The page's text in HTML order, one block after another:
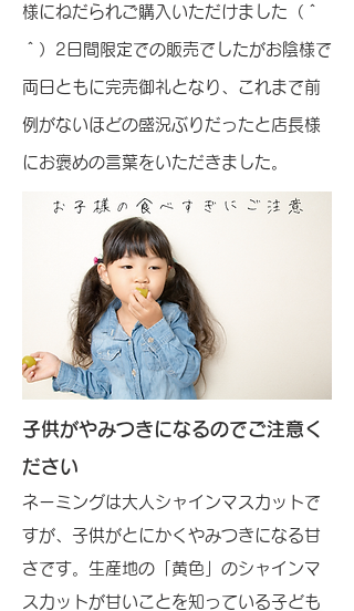
様にねだられご購入いただけました（＾
＾）2日間限定での販売でしたがお陰様で
両日ともに完売御礼となり、これまで前
例がないほどの盛況ぶりだったと店長様
にお褒めの言葉をいただきました。
子供がやみつきになるのでご注意く
ださい
ネーミングは大人シャインマスカットで
すが、子供がとにかくやみつきになる甘
さです。生産地の「黄色」のシャインマ
スカットが甘いことを知っている子ども